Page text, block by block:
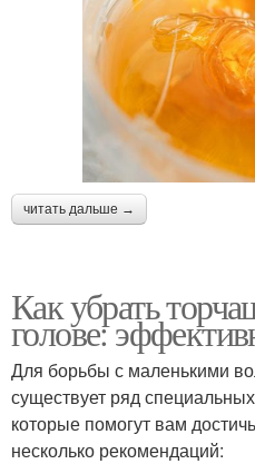
читать дальше →
Как убрать
голове:
Для борьбы с маленькими
существует ряд
которые помогут вам
несколько рекомендаций: